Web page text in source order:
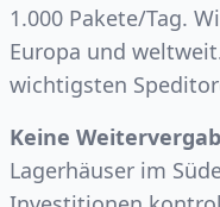
1.000 Pakete/Tag.
Europa und
wichtigsten
Keine
Lagerhäuser im